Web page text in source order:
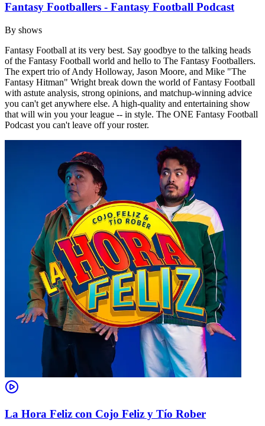
Fantasy Footballers - Fantasy Football Podcast
By shows
Fantasy Football at its very best. Say goodbye to the talking heads
of the Fantasy Football world and hello to The Fantasy Footballers.
The expert trio of Andy Holloway, Jason Moore, and Mike "The
Fantasy Hitman" Wright break down the world of Fantasy Football
with astute analysis, strong opinions, and matchup-winning advice
you can't get anywhere else. A high-quality and entertaining show
that will win you your league -- in style. The ONE Fantasy Football
Podcast you can't leave off your roster.
La Hora Feliz con Cojo Feliz y Tío Rober